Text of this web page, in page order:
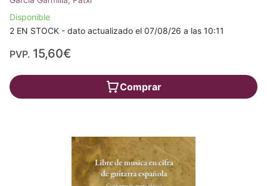
Disponible
2 EN STOCK - dato actualizado el 07/08/26 a las 10:11
PVP. 15,60€
Comprar